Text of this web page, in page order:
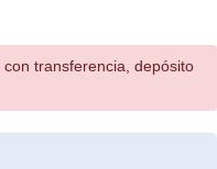
transferencia, depósito